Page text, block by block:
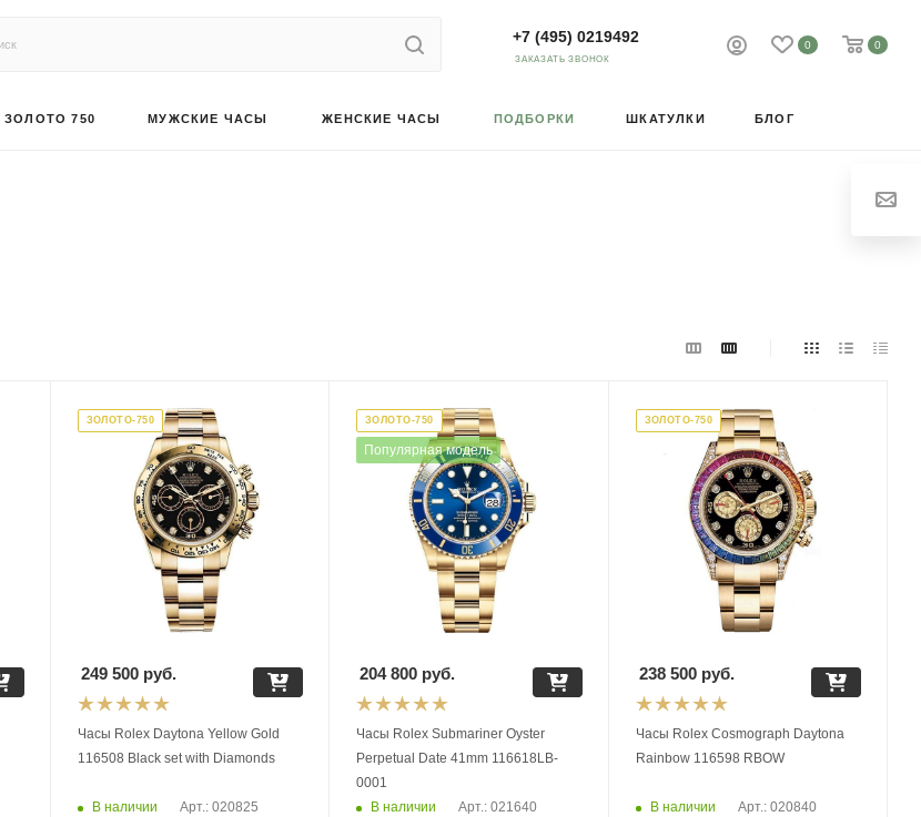
0 0
+7 (495) 0219492
ЗАКАЗАТЬ ЗВОНОК
ЗОЛОТО 750 МУЖСКИЕ ЧАСЫ ЖЕНСКИЕ ЧАСЫ ПОДБОРКИ ШКАТУЛКИ БЛОГ
ЗОЛОТО-750
Часы Rolex Daytona Yellow Gold
116508 Black set with Diamonds
В наличии Арт.: 020825
249 500руб.
ЗОЛОТО-750
Популярная модель
Часы Rolex Submariner Oyster
Perpetual Date 41mm 116618LB-
0001
В наличии
Арт.: 021640
204 800 руб.
ЗОЛОТО-750
Часы Rolex Cosmograph Daytona
Rainbow 116598 RBOW
В наличии Арт.: 020840
238 500руб.